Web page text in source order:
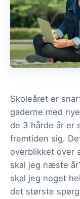
Skoleåret er
gaderne med
de 3 hårde år er
fremtiden sig.
overblikket over
skal jeg næste
skal jeg noget
det største